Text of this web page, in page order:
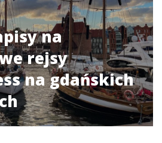
na
rejsy
na gdańskich